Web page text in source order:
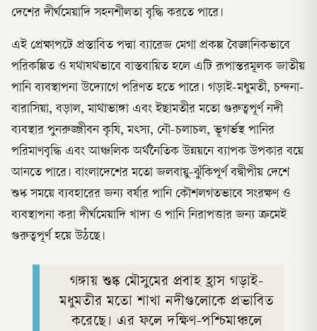
দেশের দীর্ঘমেয়াদি সহনশীলতা বৃদ্ধি করতে পারে।
এই প্রেক্ষাপটে প্রস্তাবিত পদ্মা ব্যারেজ মেগা প্রকল্প বৈজ্ঞানিকভাবে
পরিকল্পিত ও যথাযথভাবে বাস্তবায়িত হলে এটি রূপান্তরমূলক জাতীয়
পানি ব্যবস্থাপনা উদ্যোগে পরিণত হতে পারে। গড়াই-মধুমতী, চন্দনা-
বারাসিয়া, বড়াল, মাথাভাঙ্গা এবং ইছামতীর মতো গুরুত্বপূর্ণ নদী
ব্যবস্থার পুনরুজ্জীবন কৃষি, মৎস্য, নৌ-চলাচল, ভূগর্ভস্থ পানির
পরিমাণবৃদ্ধি এবং আঞ্চলিক অর্থনৈতিক উন্নয়নে ব্যাপক উপকার বয়ে
আনতে পারে। বাংলাদেশের মতো জলবায়ু-ঝুঁকিপূর্ণ বদ্বীপীয় দেশে
শুষ্ক সময়ে ব্যবহারের জন্য বর্ষার পানি কৌশলগতভাবে সংরক্ষণ ও
ব্যবস্থাপনা করা দীর্ঘমেয়াদি খাদ্য ও পানি নিরাপত্তার জন্য ক্রমেই
গুরুত্বপূর্ণ হয়ে উঠছে।
গঙ্গায় শুষ্ক মৌসুমের প্রবাহ হ্রাস গড়াই-
মধুমতীর মতো শাখা নদীগুলোকে প্রভাবিত
করেছে। এর ফলে দক্ষিণ-পশ্চিমাঞ্চলে